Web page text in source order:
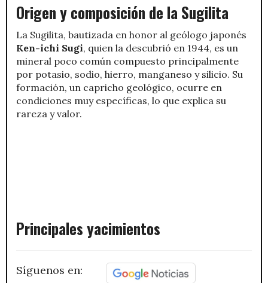
Origen y composición de la Sugilita
La Sugilita, bautizada en honor al geólogo japonés
Ken-ichi Sugi, quien la descubrió en 1944, es un
mineral poco común compuesto principalmente
por potasio, sodio, hierro, manganeso y silicio. Su
formación, un capricho geológico, ocurre en
condiciones muy específicas, lo que explica su
rareza y valor.
Principales yacimientos
Síguenos en: